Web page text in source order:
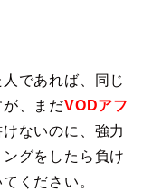
であれば、同じ
、まだVODアフ
ないのに、強力
グをしたら負け
ください。